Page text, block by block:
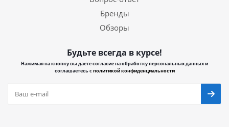
Бренды
Обзоры
Будьте всегда в курсе!
Нажимая на кнопку вы даете согласие на обработку персональных данных и
соглашаетесь сполитикой конфиденциальности